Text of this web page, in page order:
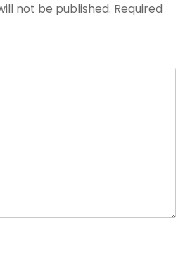
not be published. Required